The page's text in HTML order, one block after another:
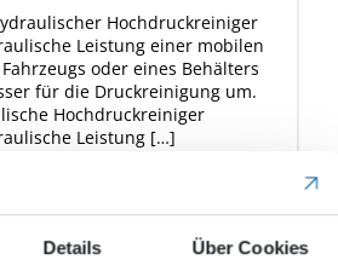
Details Über Cookies
Hochdruckreiniger
Leistung einer mobilen
oder eines Behälters
für die Druckreinigung um.
Hochdruckreiniger
Leistung […]